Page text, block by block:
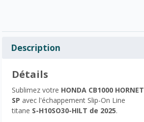
Description
Détails
Sublimez votre HONDA CB1000 HORNET
SP avec l'échappement Slip-On Line
titane S-H10SO30-HILT de 2025.